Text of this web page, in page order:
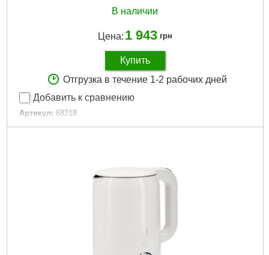
В наличии
Цена: 1 943 грн
Купить
Отгрузка в течение 1-2 рабочих дней
Добавить к сравнению
Артикул: 68218
Код товара: 29.60.60